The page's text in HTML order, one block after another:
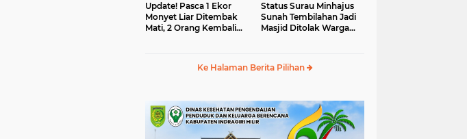
Update! Pasca 1 Ekor
Monyet Liar Ditembak
Mati, 2 Orang Kembali
Status Surau Minhajus
Sunah Tembilahan Jadi
Masjid Ditolak Warga
Ke Halaman Berita Pilihan